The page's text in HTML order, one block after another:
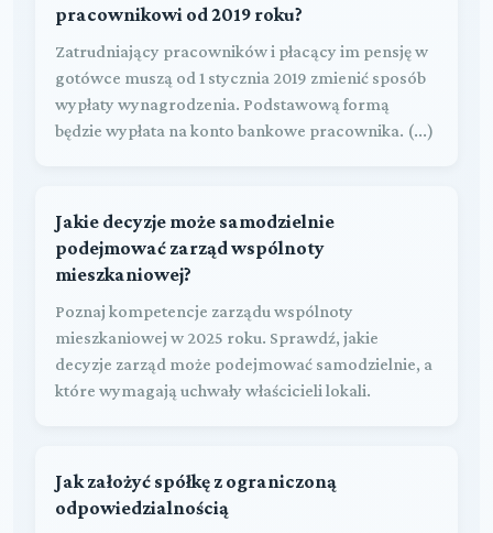
pracownikowi od 2019 roku?
Zatrudniający pracowników i płacący im pensję w
gotówce muszą od 1 stycznia 2019 zmienić sposób
wypłaty wynagrodzenia. Podstawową formą
będzie wypłata na konto bankowe pracownika. (...)
Jakie decyzje może samodzielnie
podejmować zarząd wspólnoty
mieszkaniowej?
Poznaj kompetencje zarządu wspólnoty
mieszkaniowej w 2025 roku. Sprawdź, jakie
decyzje zarząd może podejmować samodzielnie, a
które wymagają uchwały właścicieli lokali.
Jak założyć spółkę z ograniczoną
odpowiedzialnością